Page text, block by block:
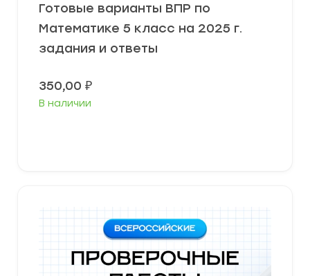
Готовые варианты ВПР по
Математике 5 класс на 2025 г.
задания и ответы
350,00 ₽
В наличии